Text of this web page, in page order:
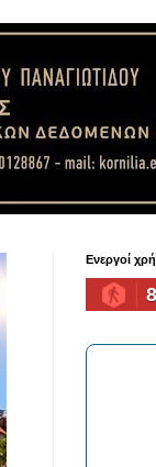
Ενεργοί
8